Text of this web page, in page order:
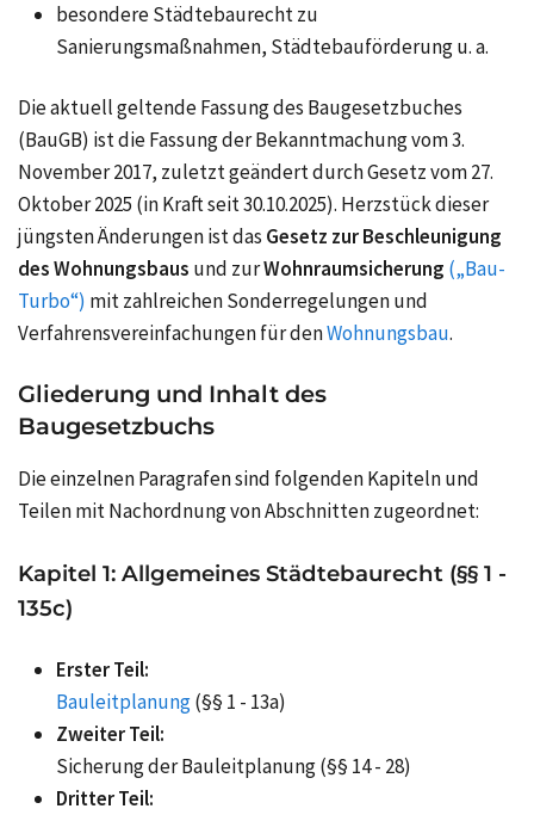
besondere Städtebaurecht zu
Sanierungsmaßnahmen, Städtebauförderung u. a.
Die aktuell geltende Fassung des Baugesetzbuches
(BauGB) ist die Fassung der Bekanntmachung vom 3.
November 2017, zuletzt geändert durch Gesetz vom 27.
Oktober 2025 (in Kraft seit 30.10.2025). Herzstück dieser
jüngsten Änderungen ist das Gesetz zur Beschleunigung
des Wohnungsbaus und zurWohnraumsicherung („Bau-
Turbo“) mit zahlreichen Sonderregelungen und
Verfahrensvereinfachungen für denWohnungsbau.
Gliederung und Inhalt des
Baugesetzbuchs
Die einzelnen Paragrafen sind folgenden Kapiteln und
Teilen mit Nachordnung von Abschnitten zugeordnet:
Kapitel 1: Allgemeines Städtebaurecht (§§ 1 -
135c)
Erster Teil:
Bauleitplanung(§§ 1 - 13a)
Zweiter Teil:
Sicherung der Bauleitplanung (§§ 14 - 28)
Dritter Teil: